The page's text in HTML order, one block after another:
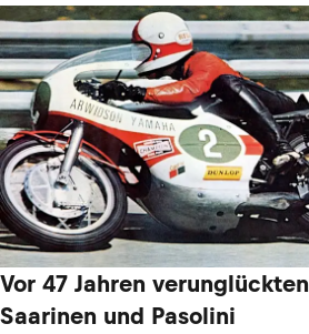
Vor 47 Jahren verunglückten
Saarinen und Pasolini